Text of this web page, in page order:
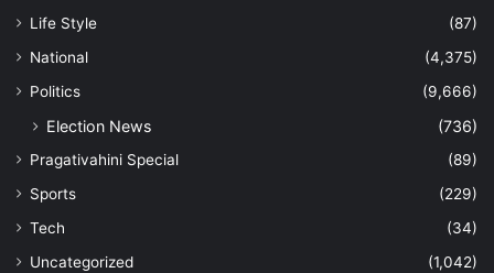
Life Style
(87)
National
(4,375)
Politics
(9,666)
Election News (736)
Pragativahini Special
(89)
Sports
(229)
Tech
(34)
Uncategorized
(1,042)